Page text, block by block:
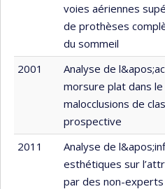
voies aériennes
de prothèses
du sommeil
2001
Analyse de
morsure plat dans
malocclusions de
prospective
2011
Analyse de
esthétiques sur
par des non-